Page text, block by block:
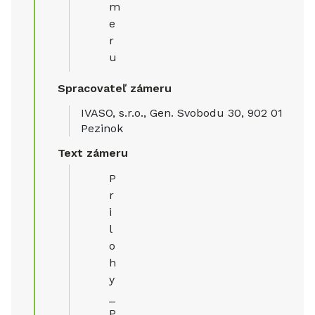
m
e
r
u
Spracovateľ zámeru
IVASO, s.r.o., Gen. Svobodu 30, 902 01
Pezinok
Text zámeru
P
r
i
l
o
h
y